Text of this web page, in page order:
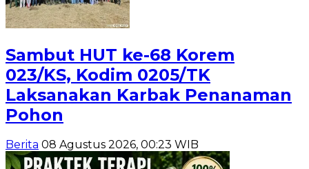
Sambut HUT ke-68 Korem
023/KS, Kodim 0205/TK
Laksanakan Karbak Penanaman
Pohon
Berita 08 Agustus 2026, 00:23 WIB